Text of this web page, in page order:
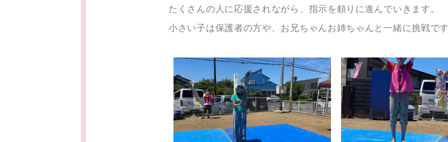
たくさんの人に応援されながら、指示を頼りに進んでいきます。
小さい子は保護者の方や、お兄ちゃんお姉ちゃんと一緒に挑戦で